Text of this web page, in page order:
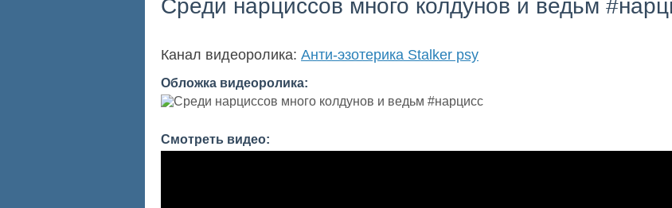
Среди нарциссов много колдунов и ведьм
Канал видеоролика: Анти-эзотерика Stalker psy
Обложка видеоролика:
Смотреть видео: